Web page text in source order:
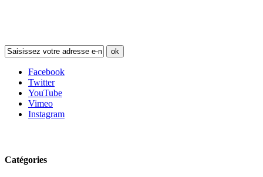
ok
Facebook
Twitter
YouTube
Vimeo
Instagram
Catégories